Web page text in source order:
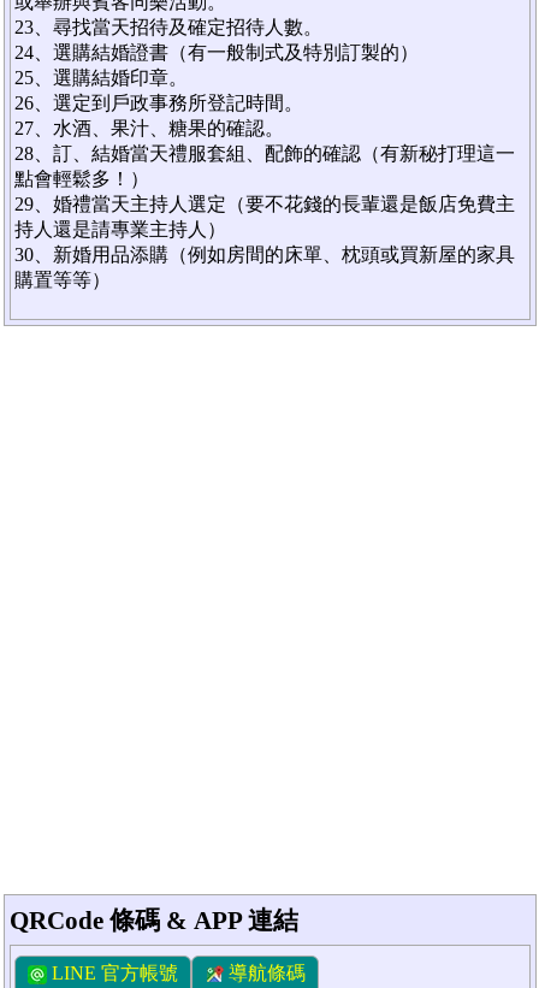
23、尋找當天招待及確定招待人數。
24、選購結婚證書（有一般制式及特別訂製的）
25、選購結婚印章。
26、選定到戶政事務所登記時間。
27、水酒、果汁、糖果的確認。
28、訂、結婚當天禮服套組、配飾的確認（有新秘打理這一
點會輕鬆多！）
29、婚禮當天主持人選定（要不花錢的長輩還是飯店免費主
持人還是請專業主持人）
30、新婚用品添購（例如房間的床單、枕頭或買新屋的家具
購置等等）
QRCode 條碼 & APP 連結
LINE 官方帳號 導航條碼